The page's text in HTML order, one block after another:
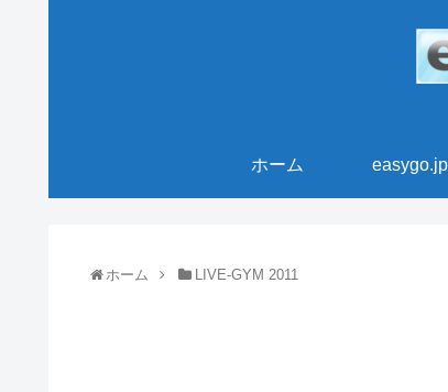
ホーム easygo.jp
ホーム LIVE-GYM 2011